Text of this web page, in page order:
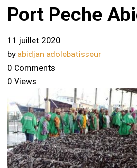
Port Peche
11 juillet 2020
by abidjan adolebatisseur
0 Comments
0 Views